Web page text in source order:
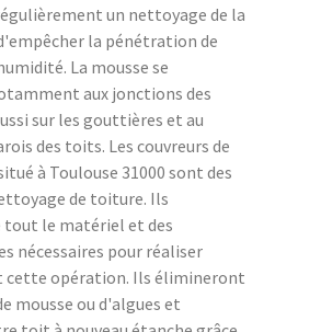
un nettoyage de la
la pénétration de
La mousse se
aux jonctions des
sur les gouttières et au
des toits. Les couvreurs de
à Toulouse 31000 sont des
de toiture. Ils
tout le matériel et des
nécessaires pour réaliser
cette opération. Ils élimineront
mousse ou d'algues et